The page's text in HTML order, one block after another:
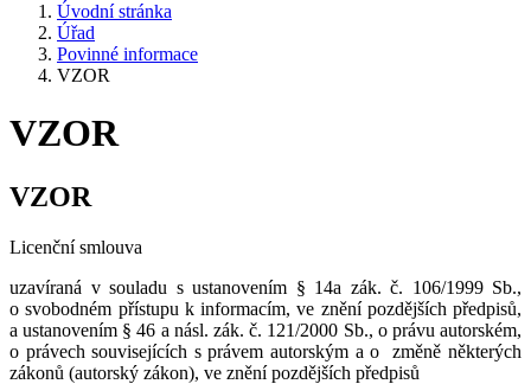
Úvodní stránka
Úřad
Povinné informace
VZOR
VZOR
VZOR
Licenční smlouva
uzavíraná v souladu s ustanovením § 14a zák. č. 106/1999 Sb.,
o svobodném přístupu k informacím, ve znění pozdějších předpisů,
a ustanovením § 46 a násl. zák. č. 121/2000 Sb., o právu autorském,
o právech souvisejících s právem autorským a o změně některých
zákonů (autorský zákon), ve znění pozdějších předpisů